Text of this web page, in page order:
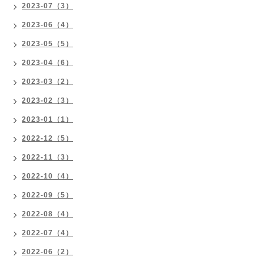
2023-07（3）
2023-06（4）
2023-05（5）
2023-04（6）
2023-03（2）
2023-02（3）
2023-01（1）
2022-12（5）
2022-11（3）
2022-10（4）
2022-09（5）
2022-08（4）
2022-07（4）
2022-06（2）